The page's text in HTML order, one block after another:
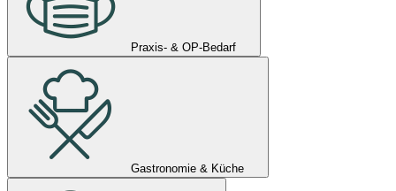
Praxis- & OP-Bedarf
Gastronomie & Küche